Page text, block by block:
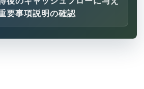
要事項説明の確認